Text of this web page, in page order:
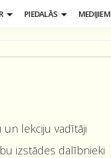
PIEDALĀS MEDIJIEM
un lekciju vadītāji
izstādes dalībnieki